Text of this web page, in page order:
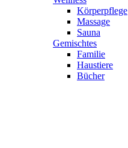
Körperpflege
Massage
Sauna
Gemischtes
Familie
Haustiere
Bücher